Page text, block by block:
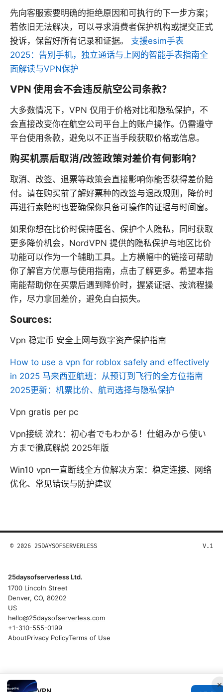
先向客服索要明确的拒绝原因和可执行的下一步方案；
若依旧无法解决，可以寻求消费者保护机构或提交正式
投诉，保留好所有记录和证据。 支援esim手表
2025：告别手机，独立通话与上网的智能手表指南全
面解读与VPN保护
VPN 使用会不会违反航空公司条款？
大多数情况下，VPN 仅用于价格对比和隐私保护，不
会直接改变你在航空公司平台上的账户操作。仍需遵守
平台使用条款，避免以不正当手段获取价格或信息。
购买机票后取消/改签政策对差价有何影响？
取消、改签、退票等政策会直接影响你能否获得差价赔
付。请在购买前了解好票种的改签与退改规则，降价时
再进行索赔时也要确保你具备可操作的证据与时间窗。
如果你想在比价时保持匿名、保护个人隐私，同时获取
更多降价机会，NordVPN 提供的隐私保护与地区比价
功能可以作为一个辅助工具。上方横幅中的链接可帮助
你了解官方优惠与使用指南，点击了解更多。希望本指
南能帮助你在买票后遇到降价时，握紧证据、按流程操
作，尽力拿回差价，避免白白损失。
Sources:
Vpn 稳定币 安全上网与数字资产保护指南
How to use a vpn for roblox safely and effectively
in 2025 马来西亚航班：从预订到飞行的全方位指南
2025更新：机票比价、航司选择与隐私保护
Vpn gratis per pc
Vpn接続 流れ：初心者でもわかる！仕組みから使い
方まで徹底解説 2025年版
Win10 vpn一直断线全方位解决方案：稳定连接、网络
优化、常见错误与防护建议
×
© 2026 25DAYSOFSERVERLESS V.1
25daysofserverless Ltd.
1700 Lincoln Street
Denver, CO, 80202
US
hello@25daysofserverless.com
+1-310-555-0199
AboutPrivacy PolicyTerms of Use